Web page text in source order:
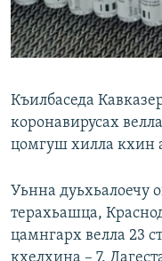
Къилбаседа
коронавирусах
цомгуш хилла кхин
Уьнна дуьхьалоечу
терахьашца,
цамнгарх велла 23